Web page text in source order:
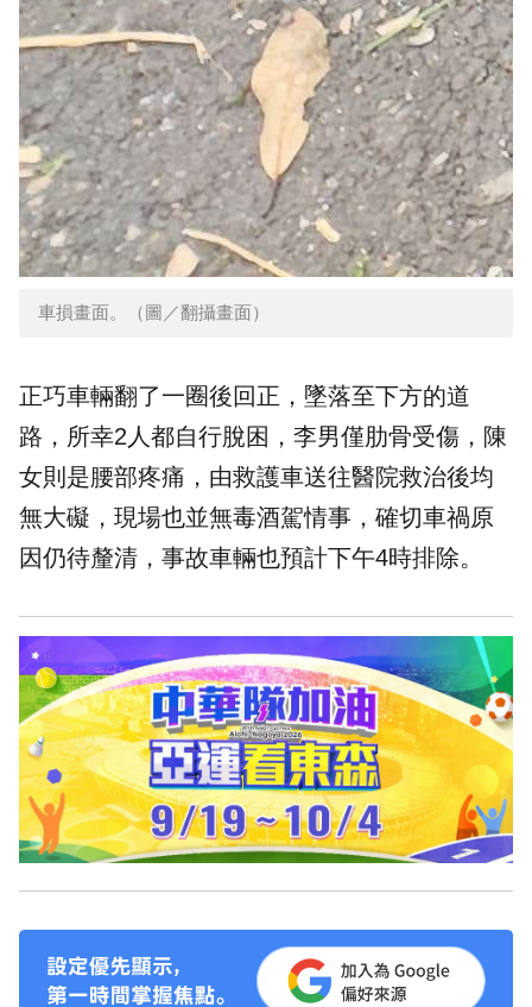
車損畫面。（圖／翻攝畫面）
正巧車輛翻了一圈後回正，墜落至下方的道
路，所幸2人都自行脫困，李男僅肋骨受傷，陳
女則是腰部疼痛，由救護車送往醫院救治後均
無大礙，現場也並無毒酒駕情事，確切車禍原
因仍待釐清，事故車輛也預計下午4時排除。